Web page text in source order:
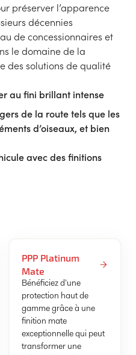
préserver l’apparence
décennies
de concessionnaires et
le domaine de la
des solutions de qualité
au fini brillant intense
de la route tels que les
d’oiseaux, et bien
avec des finitions
PPP Platinum
Mate
Bénéficiez d’une
protection haut de
gamme grâce à une
finition mate
exceptionnelle qui peut
transformer une